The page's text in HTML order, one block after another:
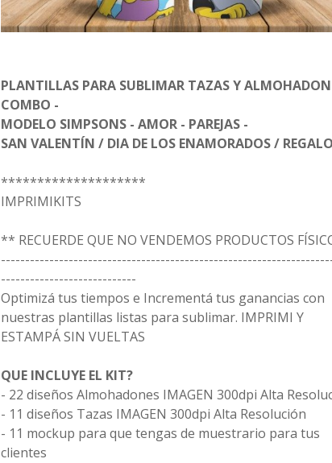
PLANTILLAS PARA SUBLIMAR TAZAS Y
COMBO -
MODELO SIMPSONS - AMOR - PAREJAS -
SAN VALENTÍN / DIA DE LOS ENAMORADOS /
********************
IMPRIMIKITS
** RECUERDE QUE NO VENDEMOS PRODUCTOS
----------------------------
Optimizá tus tiempos e Incrementá tus ganancias con
nuestras plantillas listas para sublimar. IMPRIMI Y
ESTAMPÁ SIN VUELTAS
QUE INCLUYE EL KIT?
- 22 diseños Almohadones IMAGEN 300dpi Alta
- 11 diseños Tazas IMAGEN 300dpi Alta Resolución
- 11 mockup para que tengas de muestrario para tus
clientes